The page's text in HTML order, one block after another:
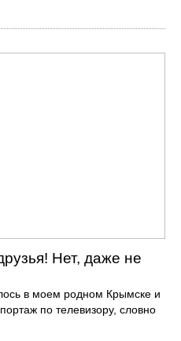
Нет, даже не
в моем родном Крымске и
по телевизору, словно